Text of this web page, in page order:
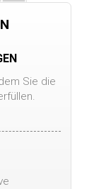
Sie die